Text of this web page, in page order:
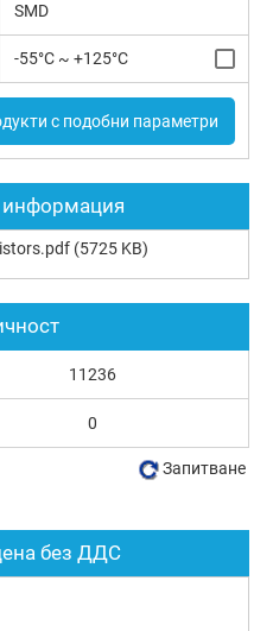
SMD
-55°C ~ +125°C
с подобни параметри
информация
(5725 KB)
без ДДС
11236
0
Запитване